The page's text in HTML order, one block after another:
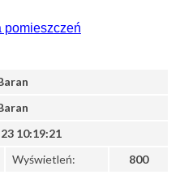
pomieszczeń
Wyświetleń: 800
10:19:21